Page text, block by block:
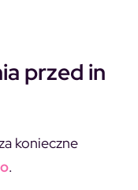
przed in
konieczne
.